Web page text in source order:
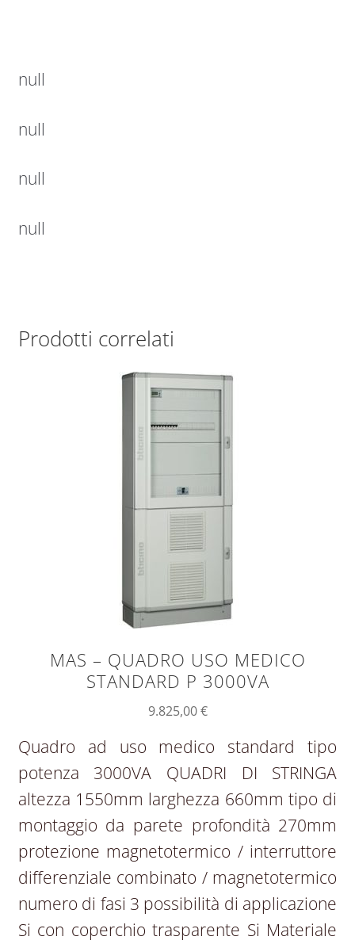
null
null
null
null
Prodotti correlati
MAS – QUADRO USO MEDICO
STANDARD P 3000VA
9.825,00€
Quadro ad uso medico standard tipo
potenza 3000VA QUADRI DI STRINGA
altezza 1550mm larghezza 660mm tipo di
montaggio da parete profondità 270mm
protezione magnetotermico / interruttore
differenziale combinato / magnetotermico
numero di fasi 3 possibilità di applicazione
Si con coperchio trasparente Si Materiale